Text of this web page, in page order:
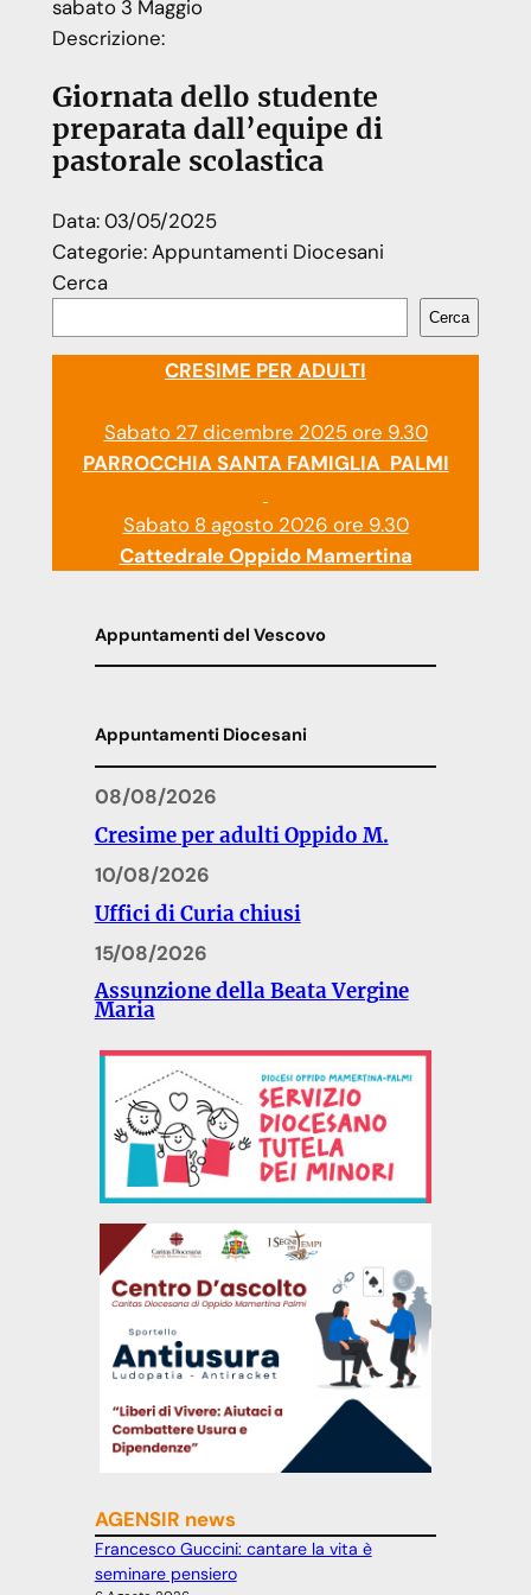
sabato 3 Maggio
Descrizione:
Giornata dello studente
preparata dall’equipe di
pastorale scolastica
Data:03/05/2025
Categorie:Appuntamenti Diocesani
Cerca
Cerca
CRESIME PER ADULTI
Sabato 27 dicembre 2025 ore 9.30
PARROCCHIA SANTA FAMIGLIA PALMI
Sabato 8 agosto 2026 ore 9.30
Cattedrale Oppido Mamertina
Appuntamenti del Vescovo
Appuntamenti Diocesani
08/08/2026
Cresime per adulti Oppido M.
10/08/2026
Uffici di Curia chiusi
15/08/2026
Assunzione della Beata Vergine
Maria
AGENSIR news
Francesco Guccini: cantare la vita è
seminare pensiero